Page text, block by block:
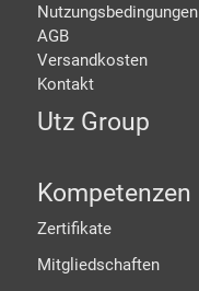
Nutzungsbedingungen
AGB
Versandkosten
Kontakt
Utz Group
Kompetenzen
Zertifikate
Mitgliedschaften